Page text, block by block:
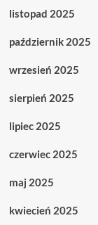
listopad 2025
październik 2025
wrzesień 2025
sierpień 2025
lipiec 2025
czerwiec 2025
maj 2025
kwiecień 2025